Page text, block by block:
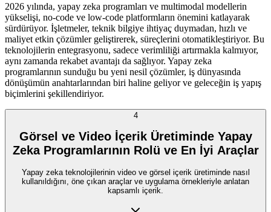
2026 yılında, yapay zeka programları ve multimodal modellerin
yükselişi, no-code ve low-code platformların önemini katlayarak
sürdürüyor. İşletmeler, teknik bilgiye ihtiyaç duymadan, hızlı ve
maliyet etkin çözümler geliştirerek, süreçlerini otomatikleştiriyor. Bu
teknolojilerin entegrasyonu, sadece verimliliği artırmakla kalmıyor,
aynı zamanda rekabet avantajı da sağlıyor. Yapay zeka
programlarının sunduğu bu yeni nesil çözümler, iş dünyasında
dönüşümün anahtarlarından biri haline geliyor ve geleceğin iş yapış
biçimlerini şekillendiriyor.
4
Görsel ve Video İçerik Üretiminde Yapay
Zeka Programlarının Rolü ve En İyi Araçlar
Yapay zeka teknolojilerinin video ve görsel içerik üretiminde nasıl
kullanıldığını, öne çıkan araçlar ve uygulama örnekleriyle anlatan
kapsamlı içerik.